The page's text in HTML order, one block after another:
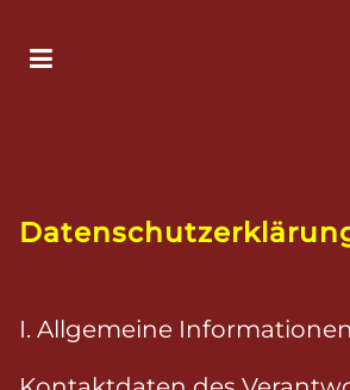
I. Allgemeine Informationen